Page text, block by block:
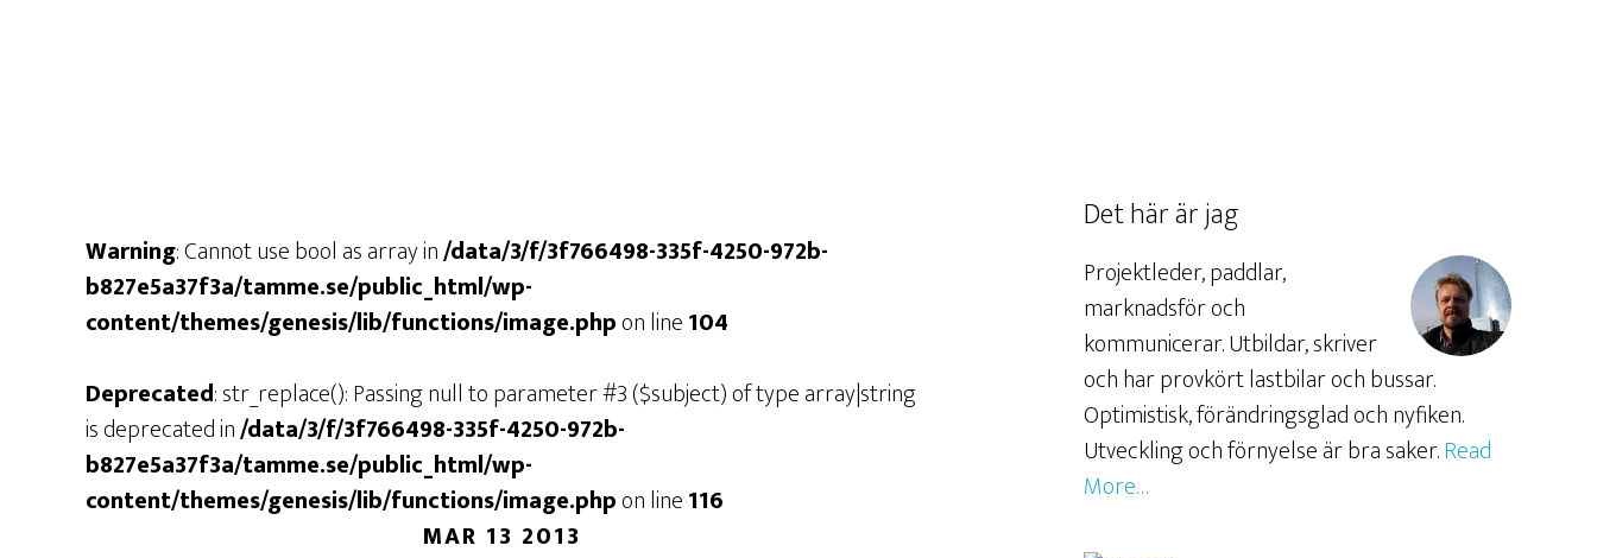
Warning: Cannot use bool as array in/data/3/f/3f766498-335f-4250-972b-
b827e5a37f3a/tamme.se/public_html/wp-
content/themes/genesis/lib/functions/image.phpon line104
Deprecated: str_replace(): Passing null to parameter #3 ($subject) of type array|string
is deprecated in/data/3/f/3f766498-335f-4250-972b-
b827e5a37f3a/tamme.se/public_html/wp-
content/themes/genesis/lib/functions/image.phpon line116
MAR 13 2013
Det här är jag
Projektleder, paddlar,
marknadsför och
kommunicerar. Utbildar, skriver
och har provkört lastbilar och bussar.
Optimistisk, förändringsglad och nyfiken.
Utveckling och förnyelse är bra saker.Read
More…